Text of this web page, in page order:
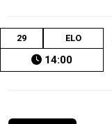
29 ELO
14:00